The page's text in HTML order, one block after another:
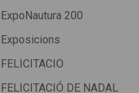
ExpoNautura 200
Exposicions
FELICITACIO
FELICITACIÓ DE NADAL